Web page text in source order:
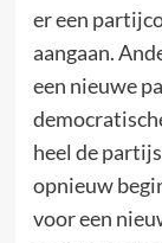
er een
aangaan.
een nieuwe
heel de
opnieuw
voor een